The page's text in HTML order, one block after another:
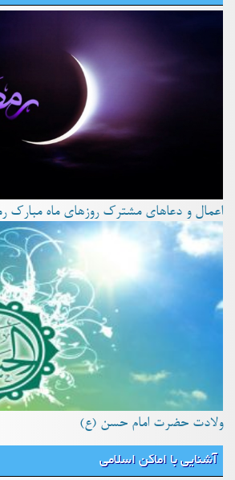
اعمال و دعاهای مشترک روزهای ماه مبارک
ولادت حضرت امام حسن (ع)
آشنایی با اماکن اسلامی